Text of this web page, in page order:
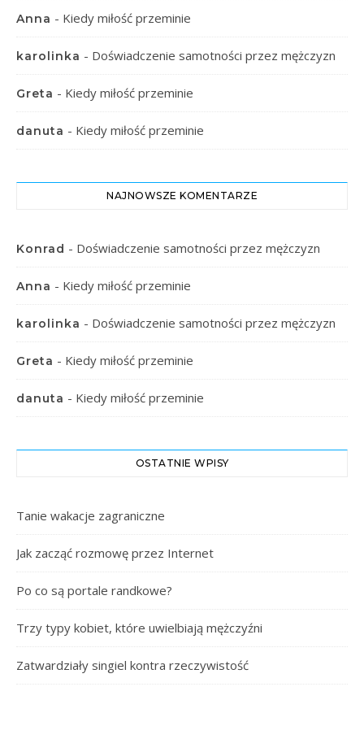
Anna - Kiedy miłość przeminie
karolinka - Doświadczenie samotności przez mężczyzn
Greta - Kiedy miłość przeminie
danuta - Kiedy miłość przeminie
NAJNOWSZE KOMENTARZE
Konrad - Doświadczenie samotności przez mężczyzn
Anna - Kiedy miłość przeminie
karolinka - Doświadczenie samotności przez mężczyzn
Greta - Kiedy miłość przeminie
danuta - Kiedy miłość przeminie
OSTATNIE WPISY
Tanie wakacje zagraniczne
Jak zacząć rozmowę przez Internet
Po co są portale randkowe?
Trzy typy kobiet, które uwielbiają mężczyźni
Zatwardziały singiel kontra rzeczywistość